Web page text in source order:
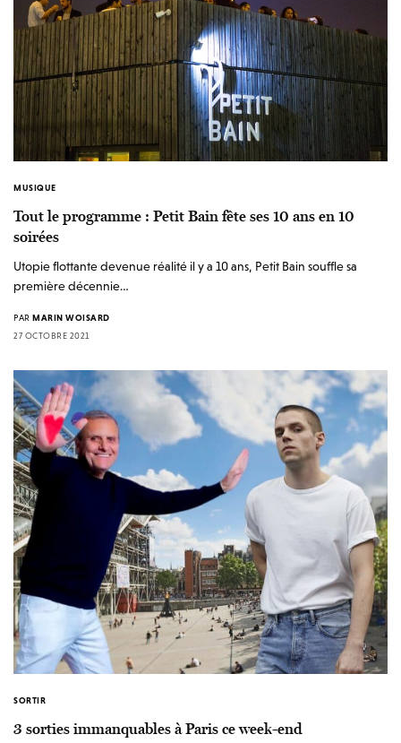
MUSIQUE
Tout le programme : Petit Bain fête ses 10 ans en 10
soirées
Utopie flottante devenue réalité il y a 10 ans, Petit Bain souffle sa
première décennie…
PAR MARIN WOISARD
27 OCTOBRE 2021
SORTIR
3 sorties immanquables à Paris ce week-end